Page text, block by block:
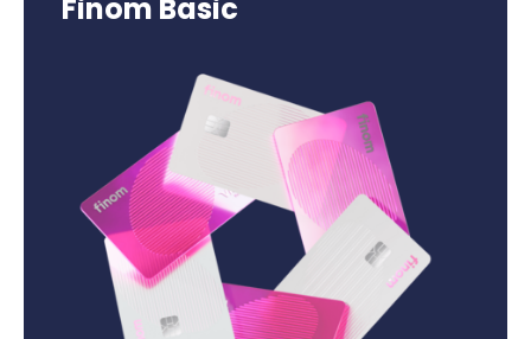
Finom Basic